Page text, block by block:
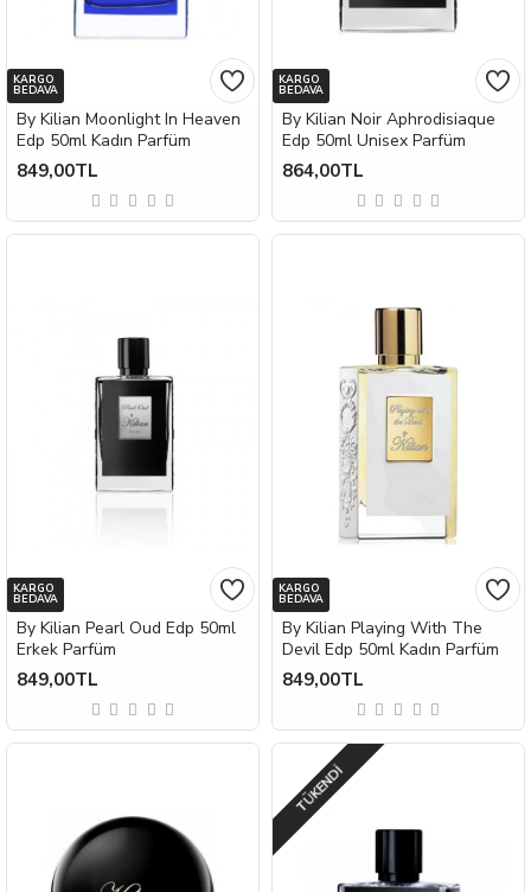
KARGO
BEDAVA
By Kilian Moonlight In Heaven
Edp 50ml Kadın Parfüm
849,00TL
KARGO
BEDAVA
By Kilian Noir Aphrodisiaque
Edp 50ml Unisex Parfüm
864,00TL
KARGO
BEDAVA
By Kilian Pearl Oud Edp 50ml
Erkek Parfüm
849,00TL
KARGO
BEDAVA
By Kilian Playing With The
Devil Edp 50ml Kadın Parfüm
849,00TL
TÜKENDI